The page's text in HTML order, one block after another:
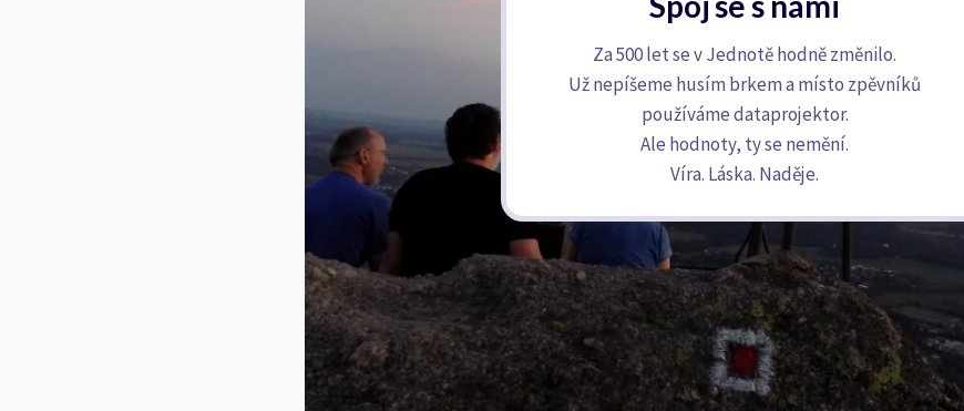
Za 500 let se v Jednotě hodně změnilo.
Už nepíšeme husím brkem a místo zpěvníků
používáme dataprojektor.
Ale hodnoty, ty se nemění.
Víra. Láska. Naděje.